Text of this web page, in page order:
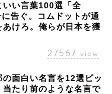
いい言葉100選「全
告ぐ。コムドットが通
あけろ。俺らが日本を獲
27567 view
の面白い名言を12選ピッ
当たり前のような名言で